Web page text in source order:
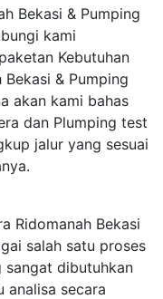
Bekasi & Pumping
kami
Kebutuhan
& Pumping
akan kami bahas
dan Plumping test
jalur yang sesuai
Ridomanah Bekasi
salah satu proses
sangat dibutuhkan
analisa secara